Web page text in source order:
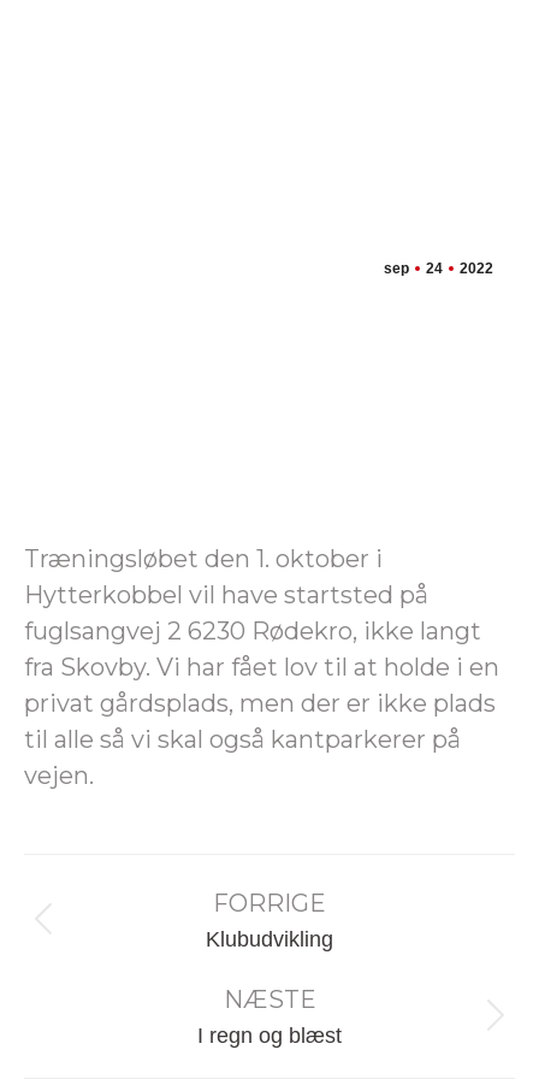
sep 24 2022
Træningsløbet den 1. oktober i
Hytterkobbel vil have startsted på
fuglsangvej 2 6230 Rødekro, ikke langt
fra Skovby. Vi har fået lov til at holde i en
privat gårdsplads, men der er ikke plads
til alle så vi skal også kantparkerer på
vejen.
navigation
FORRIGE
Forrige
Klubudvikling
NÆSTE
Næste
I regn og blæst